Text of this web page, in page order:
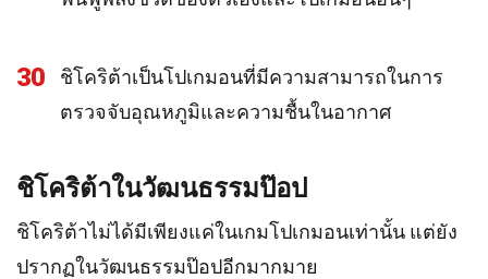
30
ชิโคริต้าเป็นโปเกมอนที่มีความสามารถในการ
ตรวจจับอุณหภูมิและความชื้นในอากาศ
ชิโคริต้าในวัฒนธรรมป๊อป
ชิโคริต้าไม่ได้มีเพียงแค่ในเกมโปเกมอนเท่านั้น แต่ยัง
ปรากฏในวัฒนธรรมป๊อปอีกมากมาย